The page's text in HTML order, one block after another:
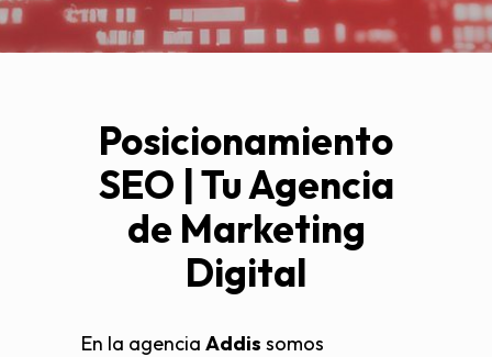
Posicionamiento
SEO | Tu Agencia
de Marketing
Digital
En la agencia Addis somos